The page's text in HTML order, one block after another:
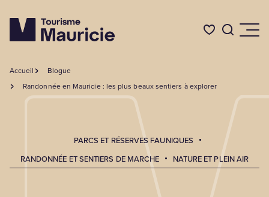
Quoi faire
Où dormir
Où manger
Accueil
Blogue
Randonnée en Mauricie : les plus beaux sentiers à explorer
PARCS ET RÉSERVES FAUNIQUES
RANDONNÉE ET SENTIERS DE MARCHE
NATURE ET PLEIN AIR